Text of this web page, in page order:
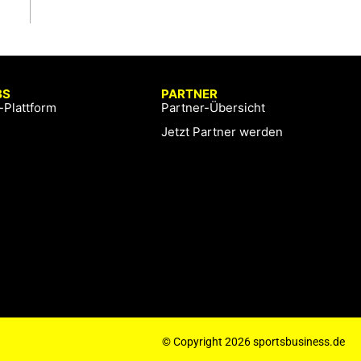
Plattform
PARTNER
Partner-Übersicht
Jetzt Partner werden
© Copyright 2026 sportsbusiness.de